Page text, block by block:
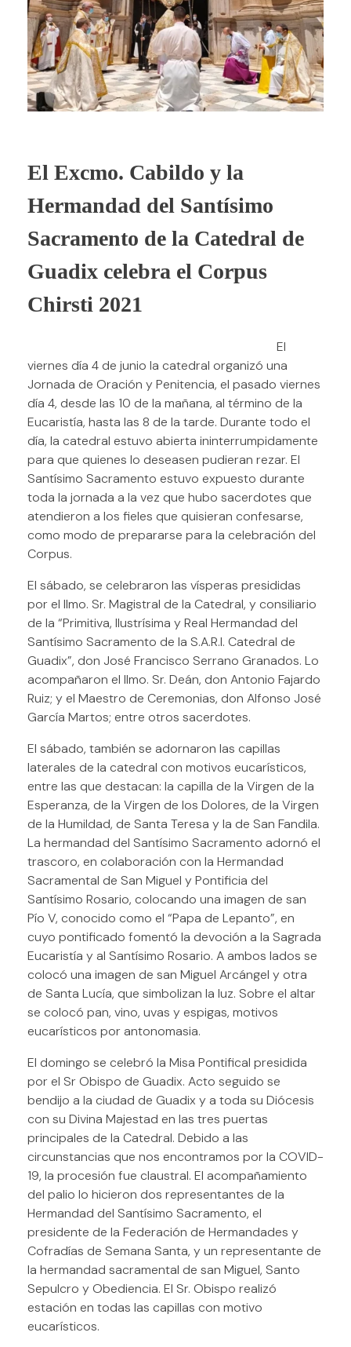
El Excmo. Cabildo y la
Hermandad del Santísimo
Sacramento de la Catedral de
Guadix celebra el Corpus
Chirsti 2021
El
viernes día 4 de junio la catedral organizó una
Jornada de Oración y Penitencia, el pasado viernes
día 4, desde las 10 de la mañana, al término de la
Eucaristía, hasta las 8 de la tarde. Durante todo el
día, la catedral estuvo abierta ininterrumpidamente
para que quienes lo deseasen pudieran rezar. El
Santísimo Sacramento estuvo expuesto durante
toda la jornada a la vez que hubo sacerdotes que
atendieron a los fieles que quisieran confesarse,
como modo de prepararse para la celebración del
Corpus.
El sábado, se celebraron las vísperas presididas
por el Ilmo. Sr. Magistral de la Catedral, y consiliario
de la “Primitiva, Ilustrísima y Real Hermandad del
Santísimo Sacramento de la S.A.R.I. Catedral de
Guadix”, don José Francisco Serrano Granados. Lo
acompañaron el Ilmo. Sr. Deán, don Antonio Fajardo
Ruiz; y el Maestro de Ceremonias, don Alfonso José
García Martos; entre otros sacerdotes.
El sábado, también se adornaron las capillas
laterales de la catedral con motivos eucarísticos,
entre las que destacan: la capilla de la Virgen de la
Esperanza, de la Virgen de los Dolores, de la Virgen
de la Humildad, de Santa Teresa y la de San Fandila.
La hermandad del Santísimo Sacramento adornó el
trascoro, en colaboración con la Hermandad
Sacramental de San Miguel y Pontificia del
Santísimo Rosario, colocando una imagen de san
Pío V, conocido como el “Papa de Lepanto”, en
cuyo pontificado fomentó la devoción a la Sagrada
Eucaristía y al Santísimo Rosario. A ambos lados se
colocó una imagen de san Miguel Arcángel y otra
de Santa Lucía, que simbolizan la luz. Sobre el altar
se colocó pan, vino, uvas y espigas, motivos
eucarísticos por antonomasia.
El domingo se celebró la Misa Pontifical presidida
por el Sr Obispo de Guadix. Acto seguido se
bendijo a la ciudad de Guadix y a toda su Diócesis
con su Divina Majestad en las tres puertas
principales de la Catedral. Debido a las
circunstancias que nos encontramos por la COVID-
19, la procesión fue claustral. El acompañamiento
del palio lo hicieron dos representantes de la
Hermandad del Santísimo Sacramento, el
presidente de la Federación de Hermandades y
Cofradías de Semana Santa, y un representante de
la hermandad sacramental de san Miguel, Santo
Sepulcro y Obediencia. El Sr. Obispo realizó
estación en todas las capillas con motivo
eucarísticos.